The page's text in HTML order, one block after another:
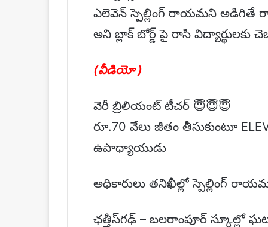
ఎలెవెన్ స్పెల్లింగ్ రాయమని అడిగితే
అని బ్లాక్ బోర్డ్ పై రాసి విద్యార్థులకు
(వీడియో )
వెరీ బ్రిలియంట్ టీచర్ 😇😇😇
రూ.70 వేలు జీతం తీసుకుంటూ
ఉపాధ్యాయుడు
అధికారులు తనిఖీల్లో స్పెల్లింగ్
ఛత్తీస్‌గఢ్ – బలరాంపూర్ స్కూల్లో